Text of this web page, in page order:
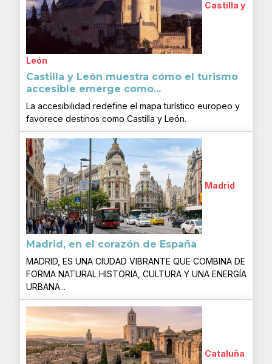
Castilla y
León
Castilla y León muestra cómo el turismo
accesible emerge como...
La accesibilidad redefine el mapa turístico europeo y
favorece destinos como Castilla y León.
Madrid
Madrid, en el corazón de España
MADRID, ES UNA CIUDAD VIBRANTE QUE COMBINA DE
FORMA NATURAL HISTORIA, CULTURA Y UNA ENERGÍA
URBANA...
Cataluña